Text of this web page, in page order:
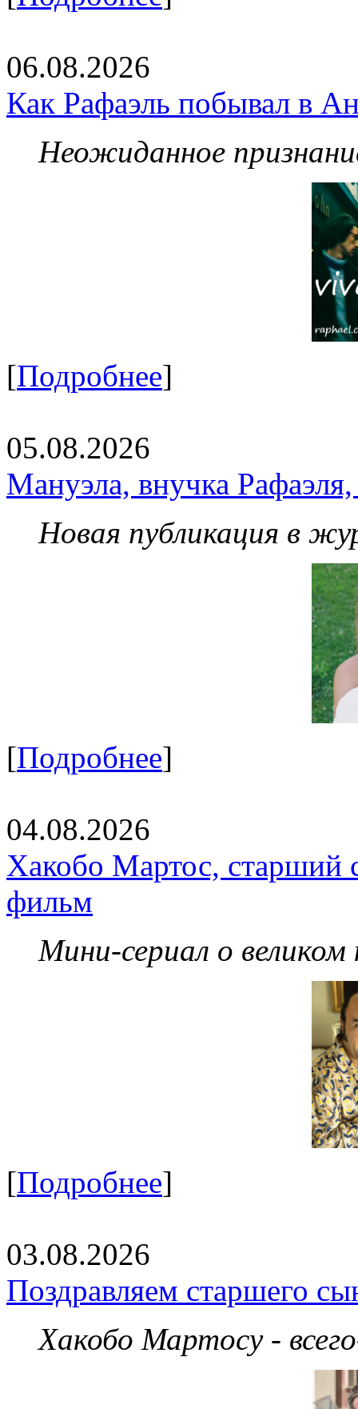
06.08.2026
Как Рафаэль побывал в
Неожиданное
[Подробнее]
05.08.2026
Мануэла, внучка
Новая публикация в
[Подробнее]
04.08.2026
Хакобо Мартос, старший
фильм
Мини-сериал о великом
[Подробнее]
03.08.2026
Поздравляем старшего
Хакобо Мартосу -